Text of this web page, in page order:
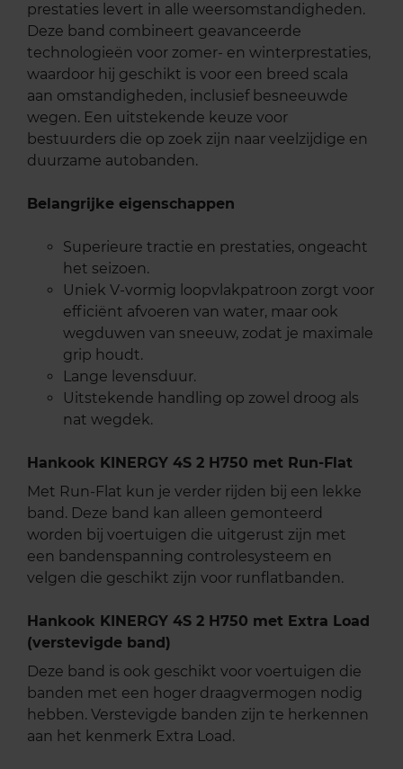
prestaties levert in alle weersomstandigheden.
Deze band combineert geavanceerde
technologieën voor zomer- en winterprestaties,
waardoor hij geschikt is voor een breed scala
aan omstandigheden, inclusief besneeuwde
wegen. Een uitstekende keuze voor
bestuurders die op zoek zijn naar veelzijdige en
duurzame autobanden.
Belangrijke eigenschappen
Superieure tractie en prestaties, ongeacht
het seizoen.
Uniek V-vormig loopvlakpatroon zorgt voor
efficiënt afvoeren van water, maar ook
wegduwen van sneeuw, zodat je maximale
grip houdt.
Lange levensduur.
Uitstekende handling op zowel droog als
nat wegdek.
Hankook KINERGY 4S 2 H750 met Run-Flat
Met Run-Flat kun je verder rijden bij een lekke
band. Deze band kan alleen gemonteerd
worden bij voertuigen die uitgerust zijn met
een bandenspanning controlesysteem en
velgen die geschikt zijn voor runflatbanden.
Hankook KINERGY 4S 2 H750 met Extra Load
(verstevigde band)
Deze band is ook geschikt voor voertuigen die
banden met een hoger draagvermogen nodig
hebben. Verstevigde banden zijn te herkennen
aan het kenmerk Extra Load.